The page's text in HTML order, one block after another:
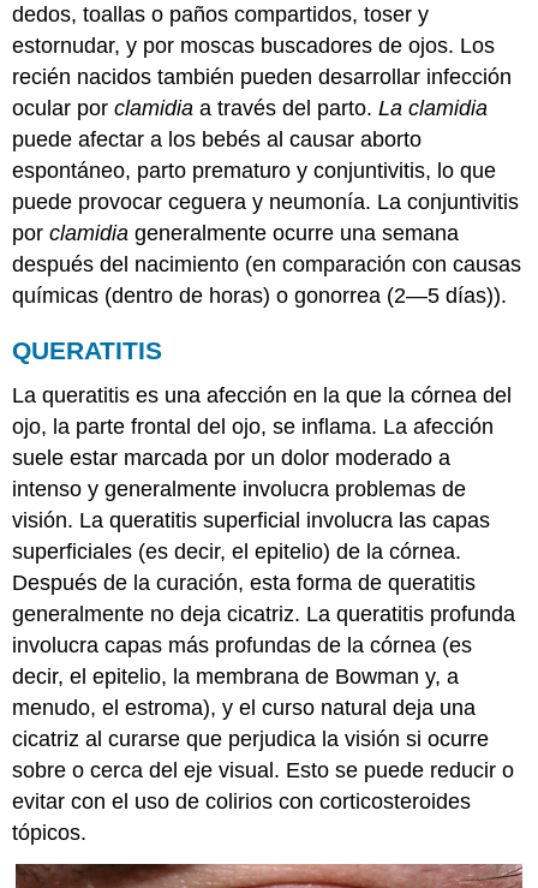
dedos, toallas o paños compartidos, toser y
estornudar, y por moscas buscadores de ojos. Los
recién nacidos también pueden desarrollar infección
ocular porclamidia a través del parto.La clamidia
puede afectar a los bebés al causar aborto
espontáneo, parto prematuro y conjuntivitis, lo que
puede provocar ceguera y neumonía. La conjuntivitis
porclamidia generalmente ocurre una semana
después del nacimiento (en comparación con causas
químicas (dentro de horas) o gonorrea (2—5 días)).
QUERATITIS
La queratitis es una afección en la que la córnea del
ojo, la parte frontal del ojo, se inflama. La afección
suele estar marcada por un dolor moderado a
intenso y generalmente involucra problemas de
visión. La queratitis superficial involucra las capas
superficiales (es decir, el epitelio) de la córnea.
Después de la curación, esta forma de queratitis
generalmente no deja cicatriz. La queratitis profunda
involucra capas más profundas de la córnea (es
decir, el epitelio, la membrana de Bowman y, a
menudo, el estroma), y el curso natural deja una
cicatriz al curarse que perjudica la visión si ocurre
sobre o cerca del eje visual. Esto se puede reducir o
evitar con el uso de colirios con corticosteroides
tópicos.